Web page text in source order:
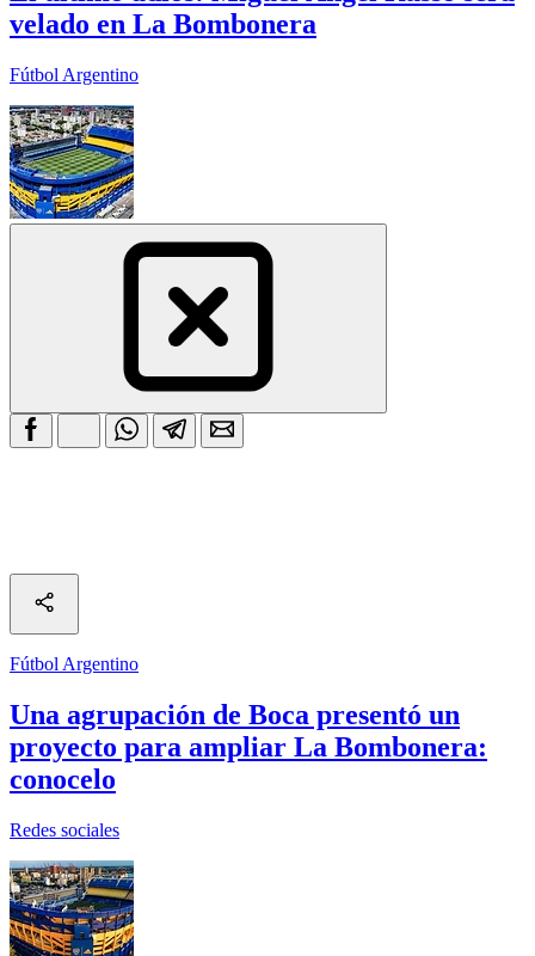
velado en La Bombonera
Fútbol Argentino
Fútbol Argentino
Una agrupación de Boca presentó un
proyecto para ampliar La Bombonera:
conocelo
Redes sociales